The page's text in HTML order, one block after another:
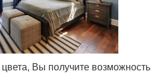
Вы получите возможность